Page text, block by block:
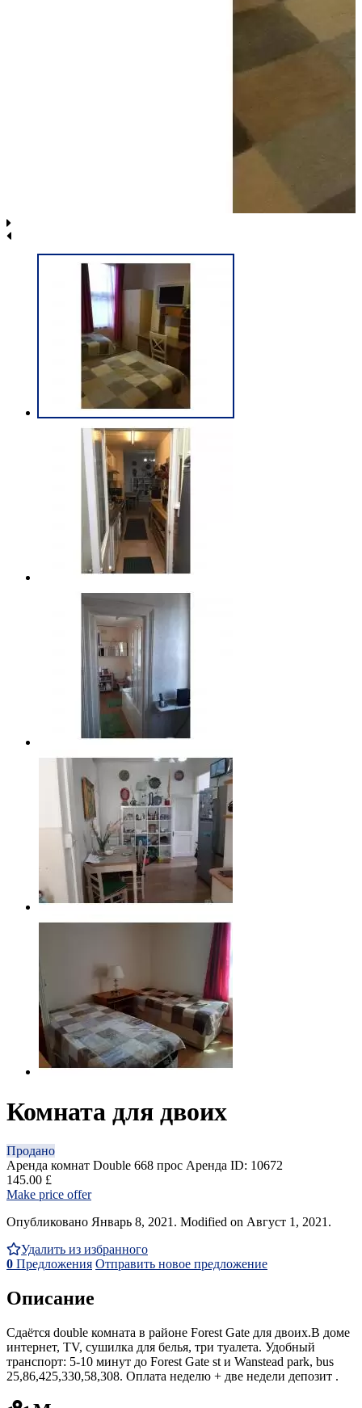
Комната для двоих
Продано
Аренда комнат Double 668 прос Аренда ID: 10672
145.00 £
Make price offer
Опубликовано Январь 8, 2021. Modified on Август 1, 2021.
Удалить из избранного
0 Предложения Отправить новое предложение
Описание
Сдаётся double комната в районе Forest Gate для двоих.В доме
интернет, TV, сушилка для белья, три туалета. Удобный
транспорт: 5-10 минут до Forest Gate st и Wanstead park, bus
25,86,425,330,58,308. Оплата неделю + две недели депозит .